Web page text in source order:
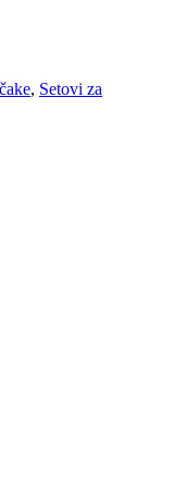
, Setovi za